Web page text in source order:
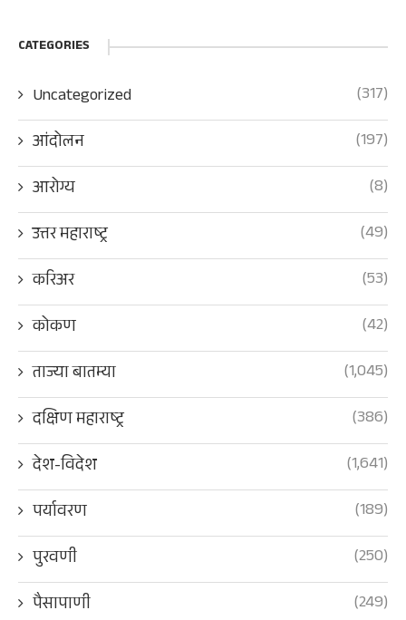
CATEGORIES
Uncategorized
(317)
आंदोलन
(197)
आरोग्य
(8)
उत्तर महाराष्ट्र
(49)
करिअर
(53)
कोकण
(42)
ताज्या बातम्या
(1,045)
दक्षिण महाराष्ट्र
(386)
देश-विदेश
(1,641)
पर्यावरण
(189)
पुरवणी
(250)
पैसापाणी
(249)